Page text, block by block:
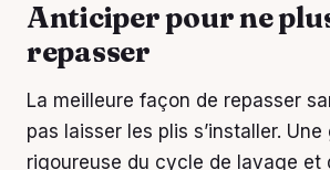
Anticiper pour ne
repasser
La meilleure façon de repasser
pas laisser les plis s’installer.
rigoureuse du cycle de lavage et